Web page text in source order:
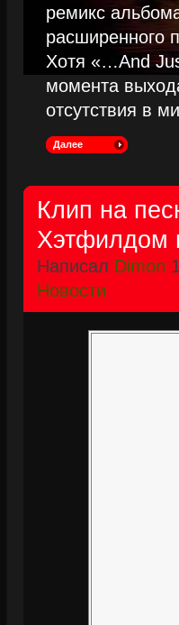
ремикс
расширенного
Хотя «…And
момента
отсутствия в
Далее
Клип на
Хэтфилдом
Написал Dimon
Новости